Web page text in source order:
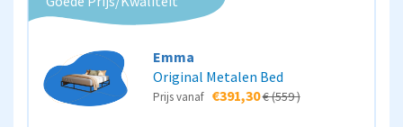
Emma
Original Metalen Bed
Prijs vanaf €391,30€ (559 )